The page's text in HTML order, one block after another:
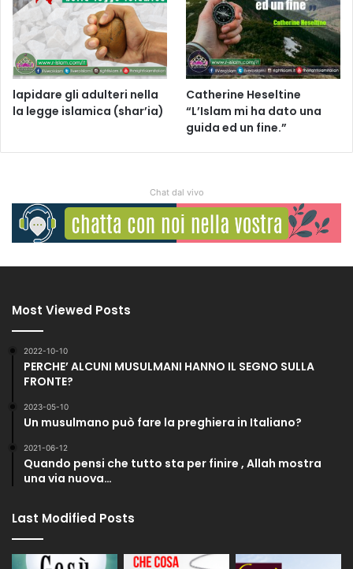
lapidare gli adulteri nella
la legge islamica (shar’ia)
Catherine Heseltine
“L’Islam mi ha dato una
guida ed un fine.”
Chat dal vivo
Most Viewed Posts
2022-10-10
PERCHE’ ALCUNI MUSULMANI HANNO IL SEGNO SULLA
FRONTE?
2023-05-10
Un musulmano può fare la preghiera in Italiano?
2021-06-12
Quando pensi che tutto sta per finire , Allah mostra
una via nuova…
Last Modified Posts